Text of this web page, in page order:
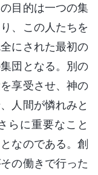
目的は一つの集
、この人たちを
にされた最初の
団となる。別の
享受させ、神の
人間が憐れみと
らに重要なこと
なのである。創
の働きで行った